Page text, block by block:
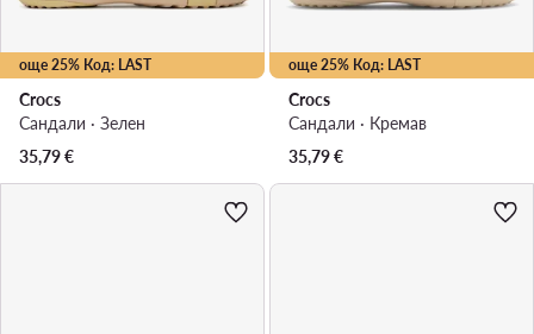
още 25% Код: LAST
Crocs
Сандали · Зелен
35,79€
още 25% Код: LAST
Crocs
Сандали · Кремав
35,79€